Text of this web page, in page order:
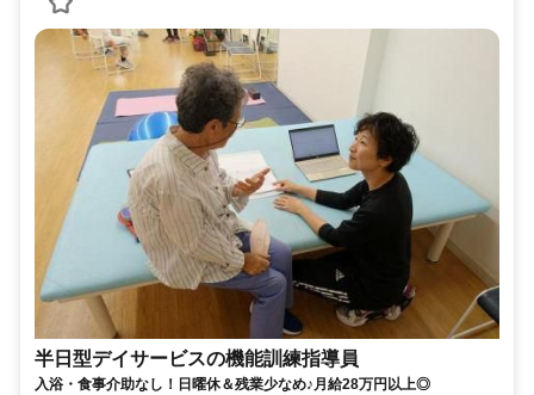
半日型デイサービスの機能訓練指導員
入浴・食事介助なし！日曜休＆残業少なめ♪月給28万円以上◎